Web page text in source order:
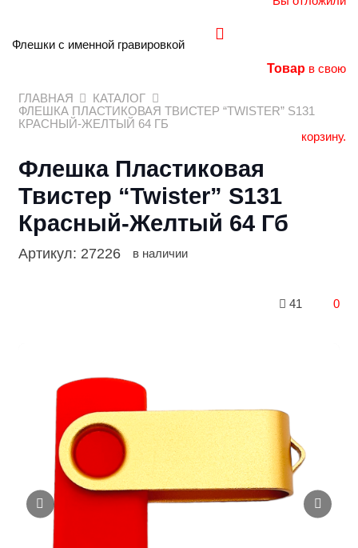
Флешки с именной гравировкой
Товарв свою
корзину.
ГЛАВНАЯ
КАТАЛОГ
ФЛЕШКА ПЛАСТИКОВАЯ ТВИСТЕР “TWISTER” S131
КРАСНЫЙ-ЖЕЛТЫЙ 64 ГБ
Флешка Пластиковая
Твистер “Twister” S131
Красный-Желтый 64 Гб
Артикул: 27226 в наличии
41 0